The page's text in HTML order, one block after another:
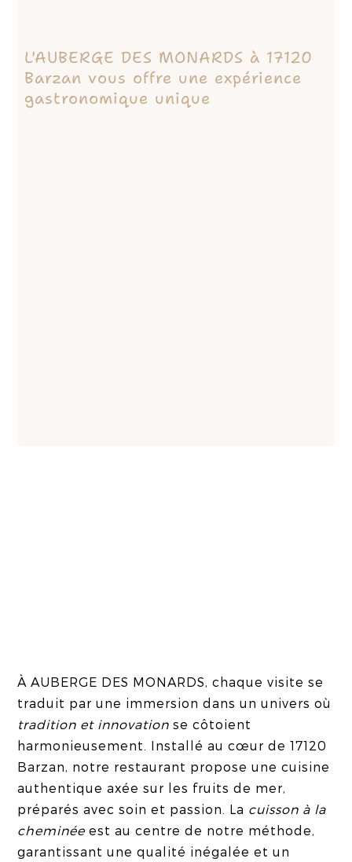
L'AUBERGE DES MONARDS à 17120
Barzan vous offre une expérience
gastronomique unique
À AUBERGE DES MONARDS, chaque visite se
traduit par une immersion dans un univers où
tradition et innovation se côtoient
harmonieusement. Installé au cœur de 17120
Barzan, notre restaurant propose une cuisine
authentique axée sur les fruits de mer,
préparés avec soin et passion. La cuisson à la
cheminée est au centre de notre méthode,
garantissant une qualité inégalée et un